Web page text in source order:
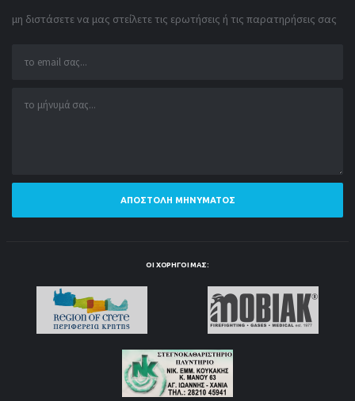
μη διστάσετε να μας στείλετε τις ερωτήσεις ή τις παρατηρήσεις σας
ΑΠΟΣΤΟΛΉ ΜΗΝΎΜΑΤΟΣ
ΟΙ ΧΟΡΗΓΟΊ ΜΑΣ: